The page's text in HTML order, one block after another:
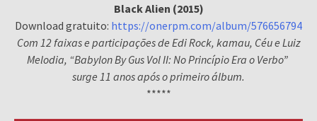
Black Alien (2015)
Download gratuito: https://onerpm.com/album/576656794
Com 12 faixas e participações de Edi Rock, kamau, Céu e Luiz
Melodia, “Babylon By Gus Vol II: No Princípio Era o Verbo”
surge 11 anos após o primeiro álbum.
*****